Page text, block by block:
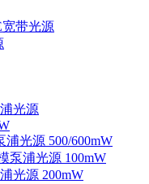
宽带光源
光源
浦光源 500/600mW
泵浦光源 100mW
光源 200mW